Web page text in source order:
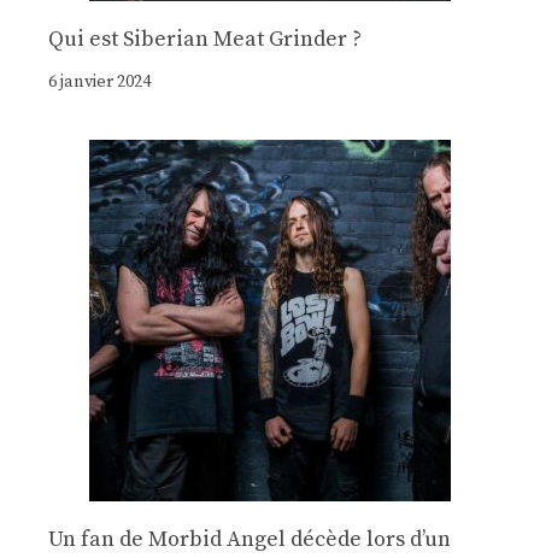
Qui est Siberian Meat Grinder ?
6 janvier 2024
Un fan de Morbid Angel décède lors d’un